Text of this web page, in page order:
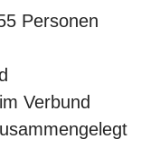
Personen
Verbund